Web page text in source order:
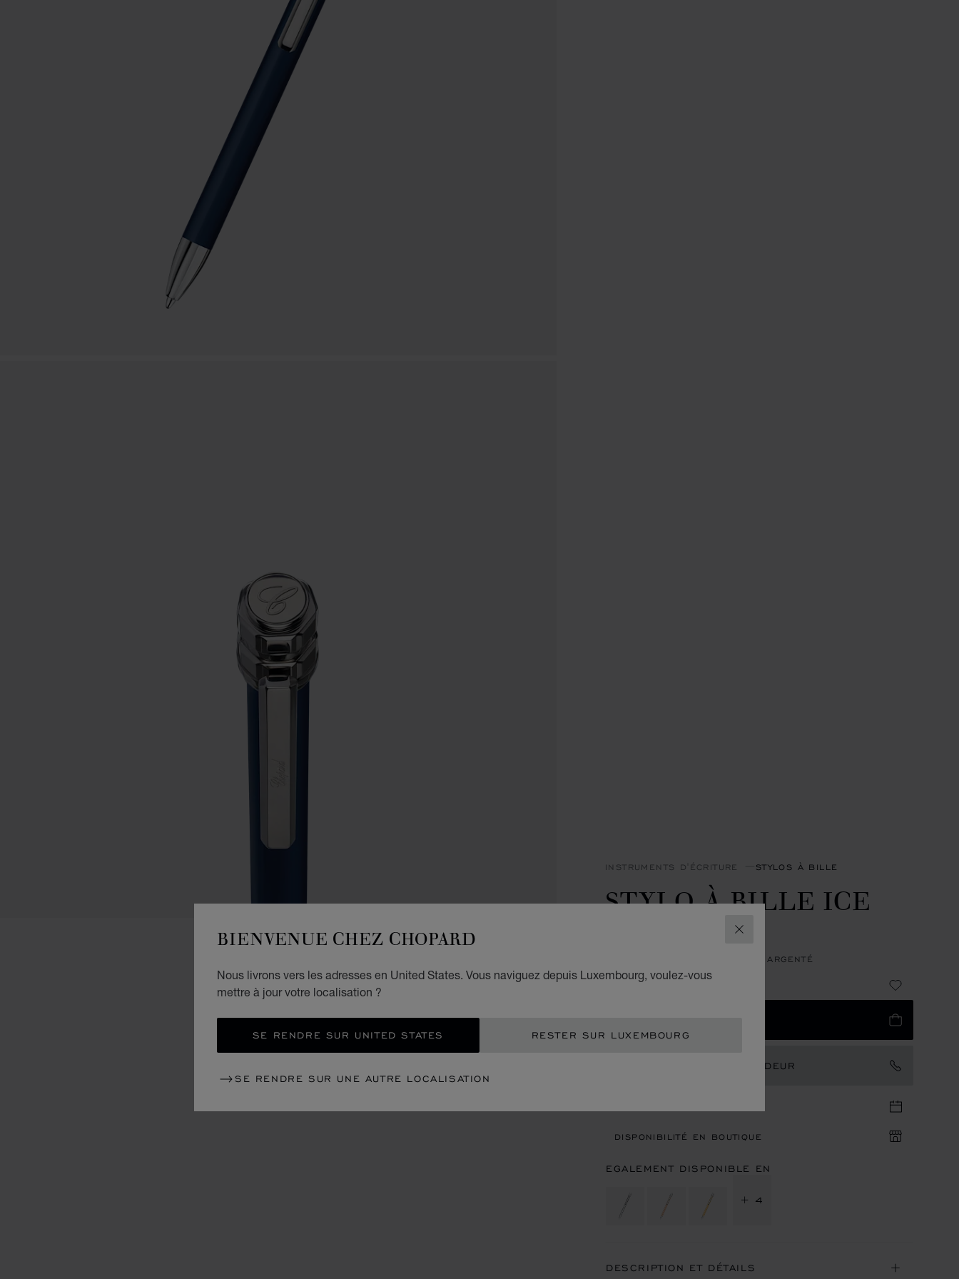
FERMER
BIENVENUE CHEZ CHOPARD
Nous livrons vers les adresses en United States. Vous naviguez depuis Luxembourg, voulez-vous
mettre à jour votre localisation ?
SE RENDRE SUR UNITED STATES RESTER SUR LUXEMBOURG
SE RENDRE SUR UNE AUTRE LOCALISATION
INSTRUMENTS D'ÉCRITURE STYLOS À BILLE
STYLO À BILLE ICE
CUBE PURE
LAQUE BLEU MARINE ET MÉTAL ARGENTÉ
€ 349
CONTACTER UN AMBASSADEUR
DISPONIBILITÉ EN BOUTIQUE
EGALEMENT DISPONIBLE EN
+ 4
DESCRIPTION ET DÉTAILS